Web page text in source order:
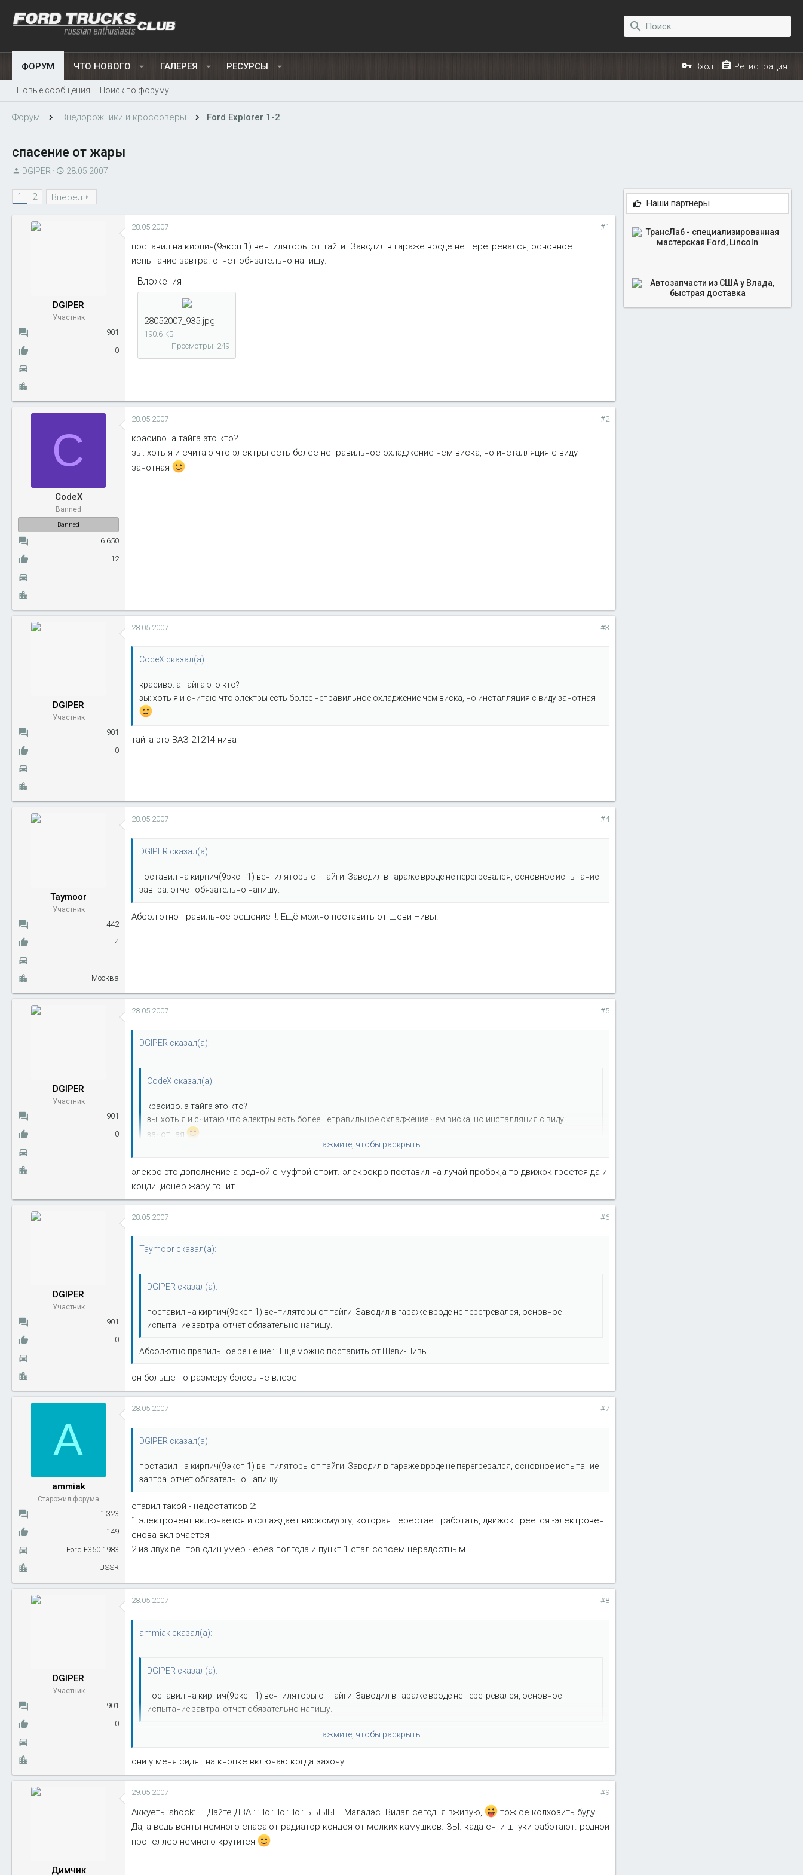
ФОРУМ ЧТО НОВОГО ГАЛЕРЕЯ РЕСУРСЫ Вход Регистрация
Новые сообщения Поиск по форуму
Форум Внедорожники и кроссоверы Ford Explorer 1-2
спасение от жары
А
DGIPER
Д
т
28.05.2007
1 2 Вперед
DGIPER
Участник
901
0
28.05.2007 #1
поставил на кирпич(9эксп 1) вентиляторы от тайги. Заводил в гараже вроде не перегревался, основное
испытание завтра. отчет обязательно напишу.
Вложения
28052007_935.jpg
190.6 КБ
Просмотры: 249
C
CodeX
Banned
Banned
6 650
12
28.05.2007 #2
красиво. а тайга это кто?
зы: хоть я и считаю что электры есть более неправильное охладжение чем виска, но инсталляция с виду
зачотная
DGIPER
Участник
901
0
28.05.2007 #3
CodeX сказал(а):
красиво. а тайга это кто?
зы: хоть я и считаю что электры есть более неправильное охладжение чем виска, но инсталляция с виду зачотная
тайга это ВАЗ-21214 нива
Taymoor
Участник
442
4
Москва
28.05.2007 #4
DGIPER сказал(а):
поставил на кирпич(9эксп 1) вентиляторы от тайги. Заводил в гараже вроде не перегревался, основное испытание
завтра. отчет обязательно напишу.
Абсолютно правильное решение :!: Ещё можно поставить от Шеви-Нивы.
DGIPER
Участник
901
0
28.05.2007 #5
DGIPER сказал(а):
CodeX сказал(а):
красиво. а тайга это кто?
зы: хоть я и считаю что электры есть более неправильное охладжение чем виска, но инсталляция с виду
зачотная
Нажмите, чтобы раскрыть...
элекро это дополнение а родной с муфтой стоит. элекрокро поставил на лучай пробок,а то движок греется да и
кондиционер жару гонит
DGIPER
Участник
901
0
28.05.2007 #6
Taymoor сказал(а):
DGIPER сказал(а):
поставил на кирпич(9эксп 1) вентиляторы от тайги. Заводил в гараже вроде не перегревался, основное
испытание завтра. отчет обязательно напишу.
Абсолютно правильное решение :!: Ещё можно поставить от Шеви-Нивы.
он больше по размеру боюсь не влезет
A
ammiak
Старожил форума
1 323
149
Ford F350 1983
USSR
28.05.2007 #7
DGIPER сказал(а):
поставил на кирпич(9эксп 1) вентиляторы от тайги. Заводил в гараже вроде не перегревался, основное испытание
завтра. отчет обязательно напишу.
ставил такой - недостатков 2:
1 электровент включается и охлаждает вискомуфту, которая перестает работать, движок греется -электровент
снова включается
2 из двух вентов один умер через полгода и пункт 1 стал совсем нерадостным
DGIPER
Участник
901
0
28.05.2007 #8
ammiak сказал(а):
DGIPER сказал(а):
поставил на кирпич(9эксп 1) вентиляторы от тайги. Заводил в гараже вроде не перегревался, основное
испытание завтра. отчет обязательно напишу.
снова включается
2 из двух вентов один умер через полгода и пункт 1 стал совсем нерадостным
Нажмите, чтобы раскрыть...
они у меня сидят на кнопке включаю когда захочу
Димчик
29.05.2007 #9
Аккуеть :shock: ... Дайте ДВА :!: :lol: :lol: :lol: ЫЫЫЫ... Маладэс. Видал сегодня вживую,
тож се колхозить буду.
Да, а ведь венты немного спасают радиатор кондея от мелких камушков. ЗЫ. када енти штуки работают. родной
пропеллер немного крутится
Наши партнёры